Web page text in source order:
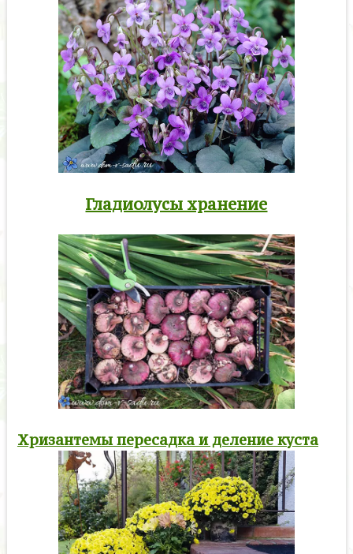
Гладиолусы хранение
Хризантемы пересадка и деление куста